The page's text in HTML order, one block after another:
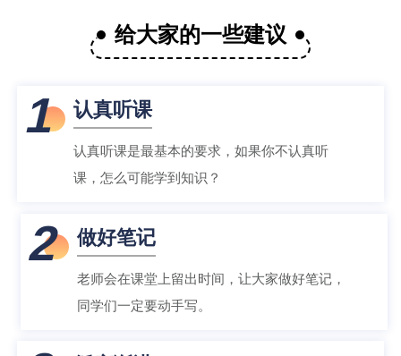
给大家的一些建议
1 认真听课
认真听课是最基本的要求，如果你不认真听
课，怎么可能学到知识？
2 做好笔记
老师会在课堂上留出时间，让大家做好笔记，
同学们一定要动手写。